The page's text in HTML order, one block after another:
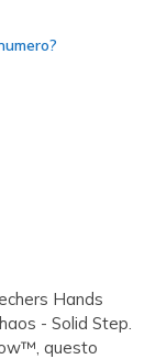
Hands
- Solid Step.
questo